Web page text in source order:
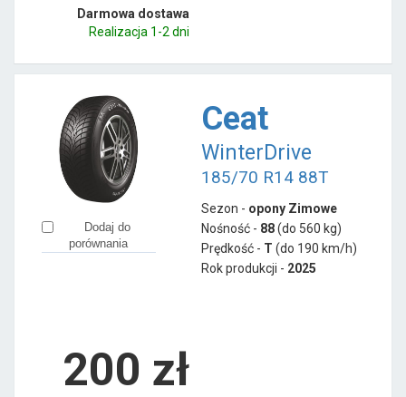
Darmowa dostawa
Realizacja 1-2 dni
Dodaj do
porównania
Ceat
WinterDrive
185/70 R14 88T
Sezon - opony Zimowe
Nośność - 88(do 560 kg)
Prędkość - T (do 190 km/h)
Rok produkcji - 2025
200 zł